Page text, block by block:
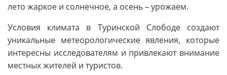
лето жаркое и солнечное, а осень – урожаем.
Условия климата в Туринской Слободе создают
уникальные метеорологические явления, которые
интересны исследователям и привлекают внимание
местных жителей и туристов.